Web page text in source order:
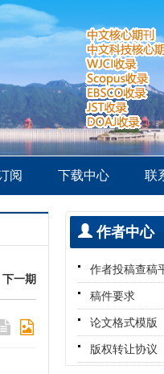
阅 下载中心 联
下一期
作者中心
作者投稿查稿
稿件要求
论文格式模版
版权转让协议